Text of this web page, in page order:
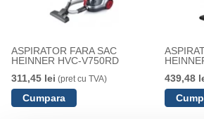
ASPIRATOR FARA SAC
HEINNER HVC-V750RD
311,45 lei (pret cu TVA)
439,48